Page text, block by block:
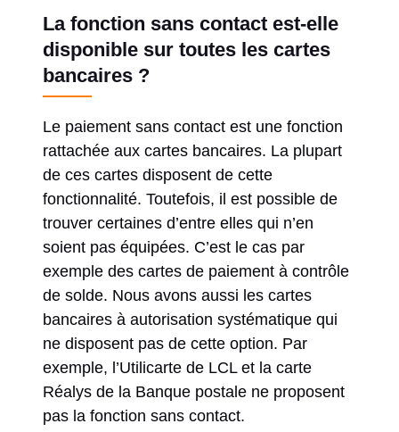
La fonction sans contact est-elle
disponible sur toutes les cartes
bancaires ?
Le paiement sans contact est une fonction
rattachée aux cartes bancaires. La plupart
de ces cartes disposent de cette
fonctionnalité. Toutefois, il est possible de
trouver certaines d’entre elles qui n’en
soient pas équipées. C’est le cas par
exemple des cartes de paiement à contrôle
de solde. Nous avons aussi les cartes
bancaires à autorisation systématique qui
ne disposent pas de cette option. Par
exemple, l’Utilicarte de LCL et la carte
Réalys de la Banque postale ne proposent
pas la fonction sans contact.